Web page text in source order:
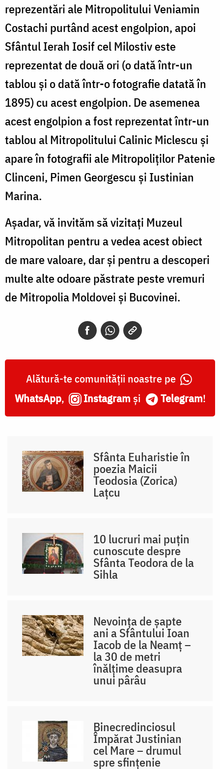
reprezentări ale Mitropolitului Veniamin
Costachi purtând acest engolpion, apoi
Sfântul Ierah Iosif cel Milostiv este
reprezentat de două ori (o dată într-un
tablou și o dată într-o fotografie datată în
1895) cu acest engolpion. De asemenea
acest engolpion a fost reprezentat într-un
tablou al Mitropolitului Calinic Miclescu și
apare în fotografii ale Mitropoliților Patenie
Clinceni, Pimen Georgescu și Iustinian
Marina.
Așadar, vă invităm să vizitați Muzeul
Mitropolitan pentru a vedea acest obiect
de mare valoare, dar și pentru a descoperi
multe alte odoare păstrate peste vremuri
de Mitropolia Moldovei și Bucovinei.
Alătură-te comunității noastre pe
WhatsApp, Instagram și Telegram!
Sfânta Euharistie în
poezia Maicii
Teodosia (Zorica)
Lațcu
10 lucruri mai puțin
cunoscute despre
Sfânta Teodora de la
Sihla
Nevoința de șapte
ani a Sfântului Ioan
Iacob de la Neamț –
la 30 de metri
înălțime deasupra
unui pârâu
Binecredinciosul
Împărat Justinian
cel Mare – drumul
spre sfințenie